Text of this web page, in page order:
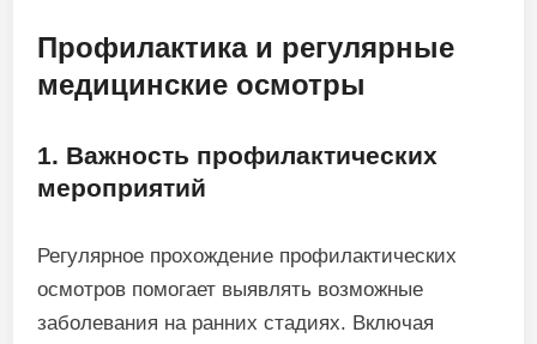
Профилактика и регулярные
медицинские осмотры
1. Важность профилактических
мероприятий
Регулярное прохождение профилактических
осмотров помогает выявлять возможные
заболевания на ранних стадиях. Включая